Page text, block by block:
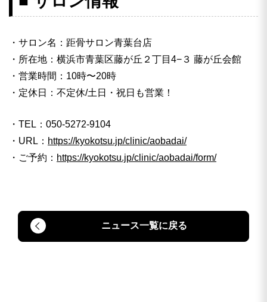
・サロン名：距骨サロン青葉台店
・所在地：横浜市青葉区藤が丘２丁目4−３ 藤が丘会館
・営業時間：10時〜20時
・定休日：不定休/土日・祝日も営業！
・TEL：050-5272-9104
・URL： https://kyokotsu.jp/clinic/aobadai/
・ご予約： https://kyokotsu.jp/clinic/aobadai/form/
ニュース一覧に戻る